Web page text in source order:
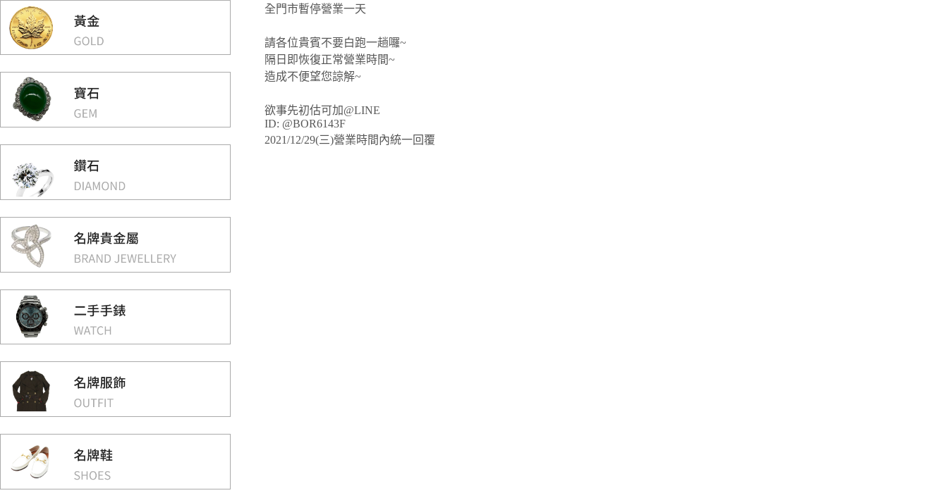
全門市暫停營業一天
請各位貴賓不要白跑一趟囉~
隔日即恢復正常營業時間~
造成不便望您諒解~
欲事先初估可加@LINE
ID: @BOR6143F
2021/12/29(三)營業時間內統一回覆